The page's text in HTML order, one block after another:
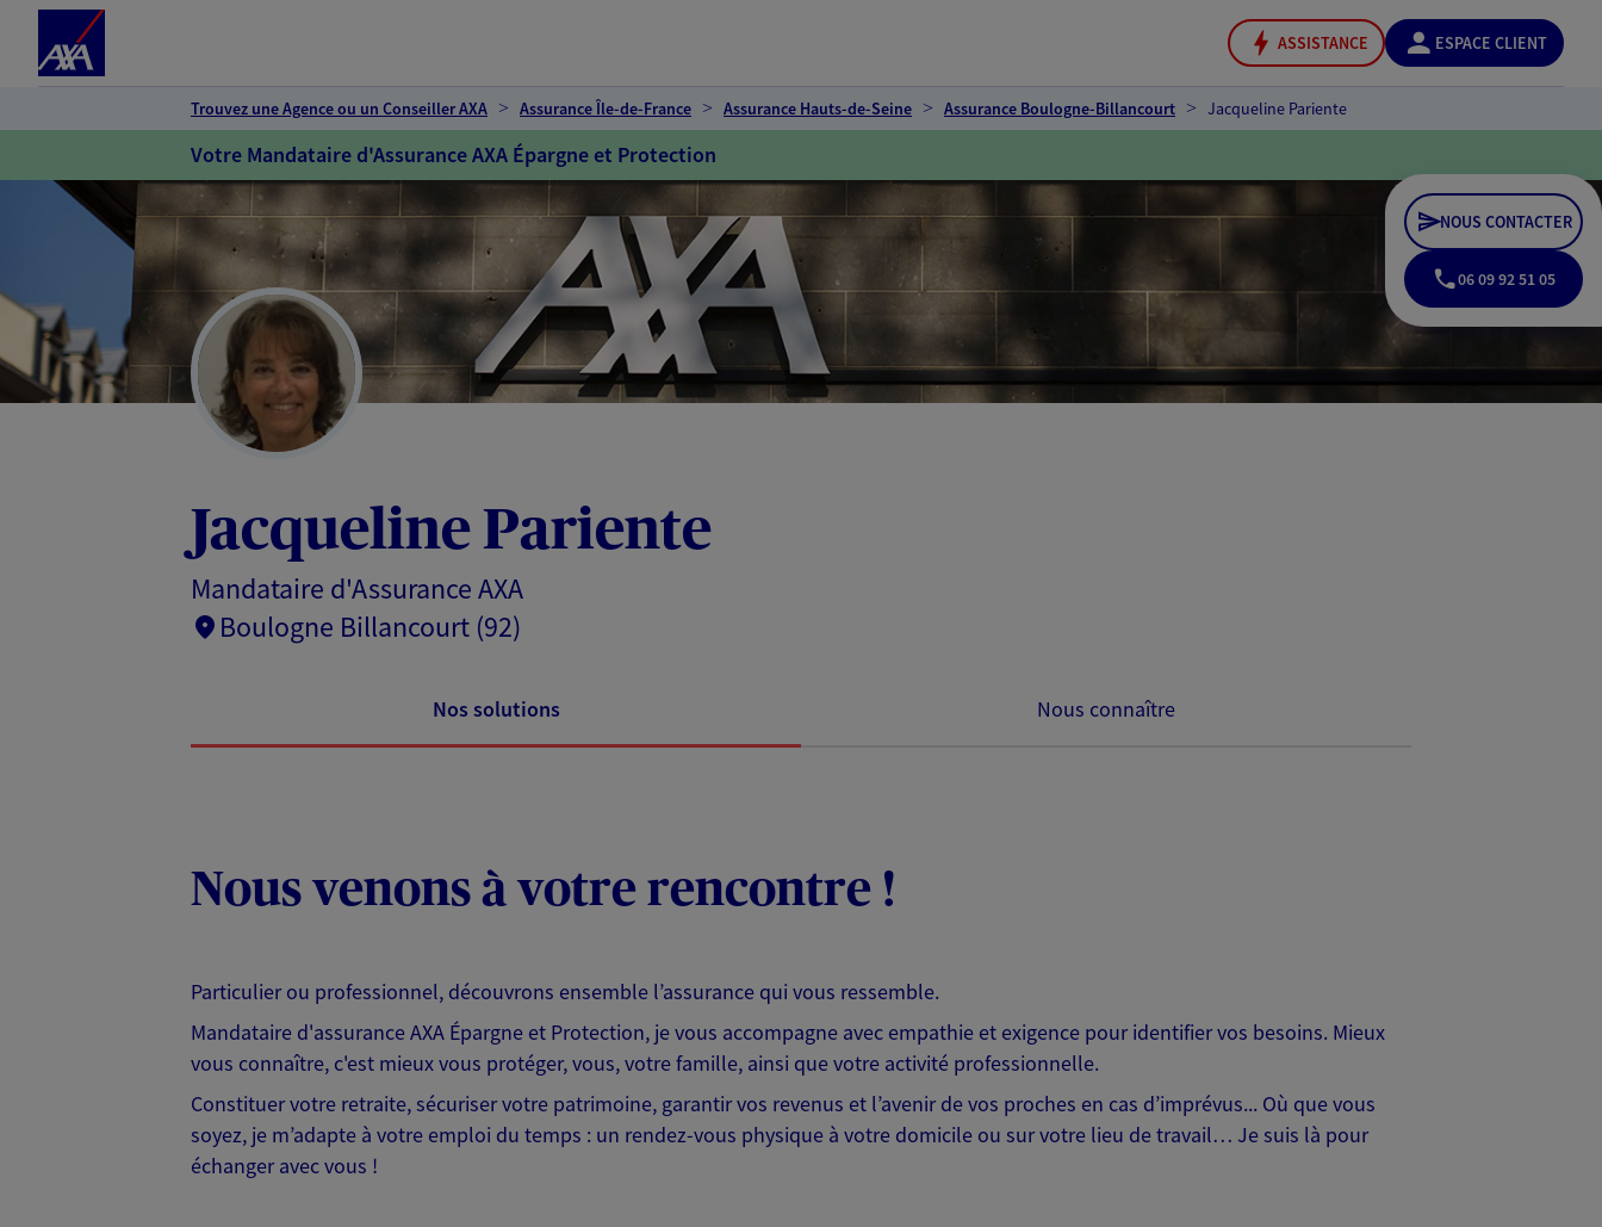
ASSISTANCE ESPACE CLIENT
Trouvez une Agence ou un Conseiller AXA Assurance Île-de-France Assurance Hauts-de-Seine Assurance Boulogne-Billancourt Jacqueline Pariente
Votre Mandataire d'Assurance AXA Épargne et Protection
Jacqueline Pariente
Mandataire d'Assurance AXA
Boulogne Billancourt (92)
NOUS CONTACTER
06 09 92 51 05
Nos solutions Nous connaître
Nous venons à votre rencontre !
Particulier ou professionnel, découvrons ensemble l’assurance qui vous ressemble.
Mandataire d'assurance AXA Épargne et Protection, je vous accompagne avec empathie et exigence pour identifier vos besoins. Mieux
vous connaître, c'est mieux vous protéger, vous, votre famille, ainsi que votre activité professionnelle.
Constituer votre retraite, sécuriser votre patrimoine, garantir vos revenus et l’avenir de vos proches en cas d’imprévus... Où que vous
soyez, je m’adapte à votre emploi du temps : un rendez-vous physique à votre domicile ou sur votre lieu de travail… Je suis là pour
échanger avec vous !